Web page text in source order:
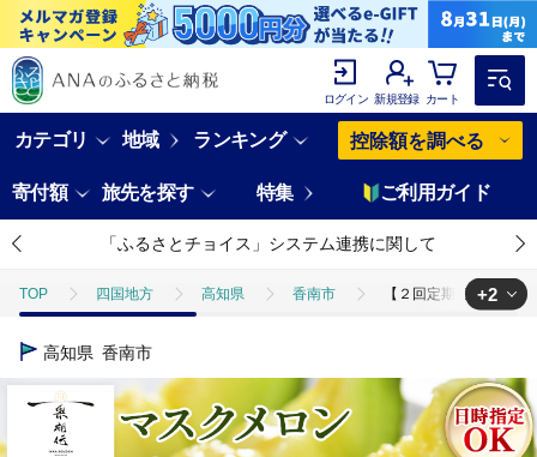
ログイン 新規登録 カート
カテゴリ 地域 ランキング 控除額を調べる
寄付額 旅先を探す 特集 ご利用ガイド
「ふるさとチョイス」システム連携に関して
TOP 四国地方 高知県 香南市 【２回定期便】一果
TOP
TOP フルーツ 【２回定期便】一果相伝マスクメロ
+2
高知県 香南市